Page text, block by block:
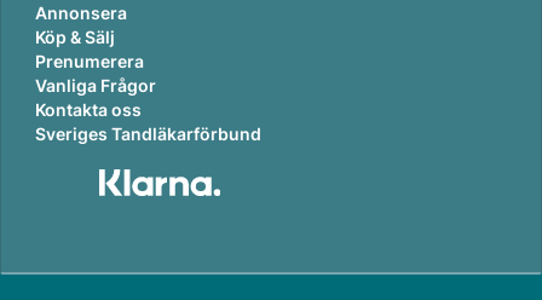
Annonsera
Köp & Sälj
Prenumerera
Vanliga Frågor
Kontakta oss
Sveriges Tandläkarförbund